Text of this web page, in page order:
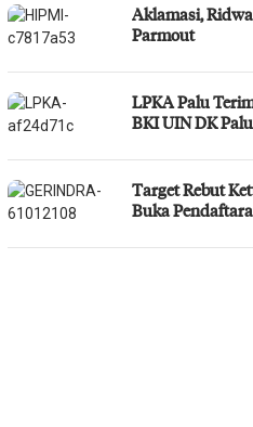
Aklamasi,
Parmout
LPKA Palu
BKI UIN DK Palu
Target Rebut
Buka